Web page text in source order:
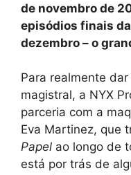
de novembro de
episódios finais
dezembro – o
Para realmente
magistral, a NYX
parceria com a
Eva Martinez, que
Papel ao longo de
está por trás de